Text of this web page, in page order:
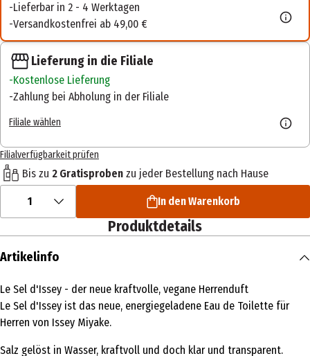
Lieferbar in 2 - 4 Werktagen
Versandkostenfrei ab 49,00 €
Lieferung in die Filiale
Kostenlose Lieferung
Zahlung bei Abholung in der Filiale
Filiale wählen
Filialverfügbarkeit prüfen
Bis zu 2 Gratisproben zu jeder Bestellung nach Hause
1 In den Warenkorb
Produktdetails
Artikelinfo
Le Sel d'Issey - der neue kraftvolle, vegane Herrenduft
Le Sel d'Issey ist das neue, energiegeladene Eau de Toilette für
Herren von Issey Miyake.
Salz gelöst in Wasser, kraftvoll und doch klar und transparent.